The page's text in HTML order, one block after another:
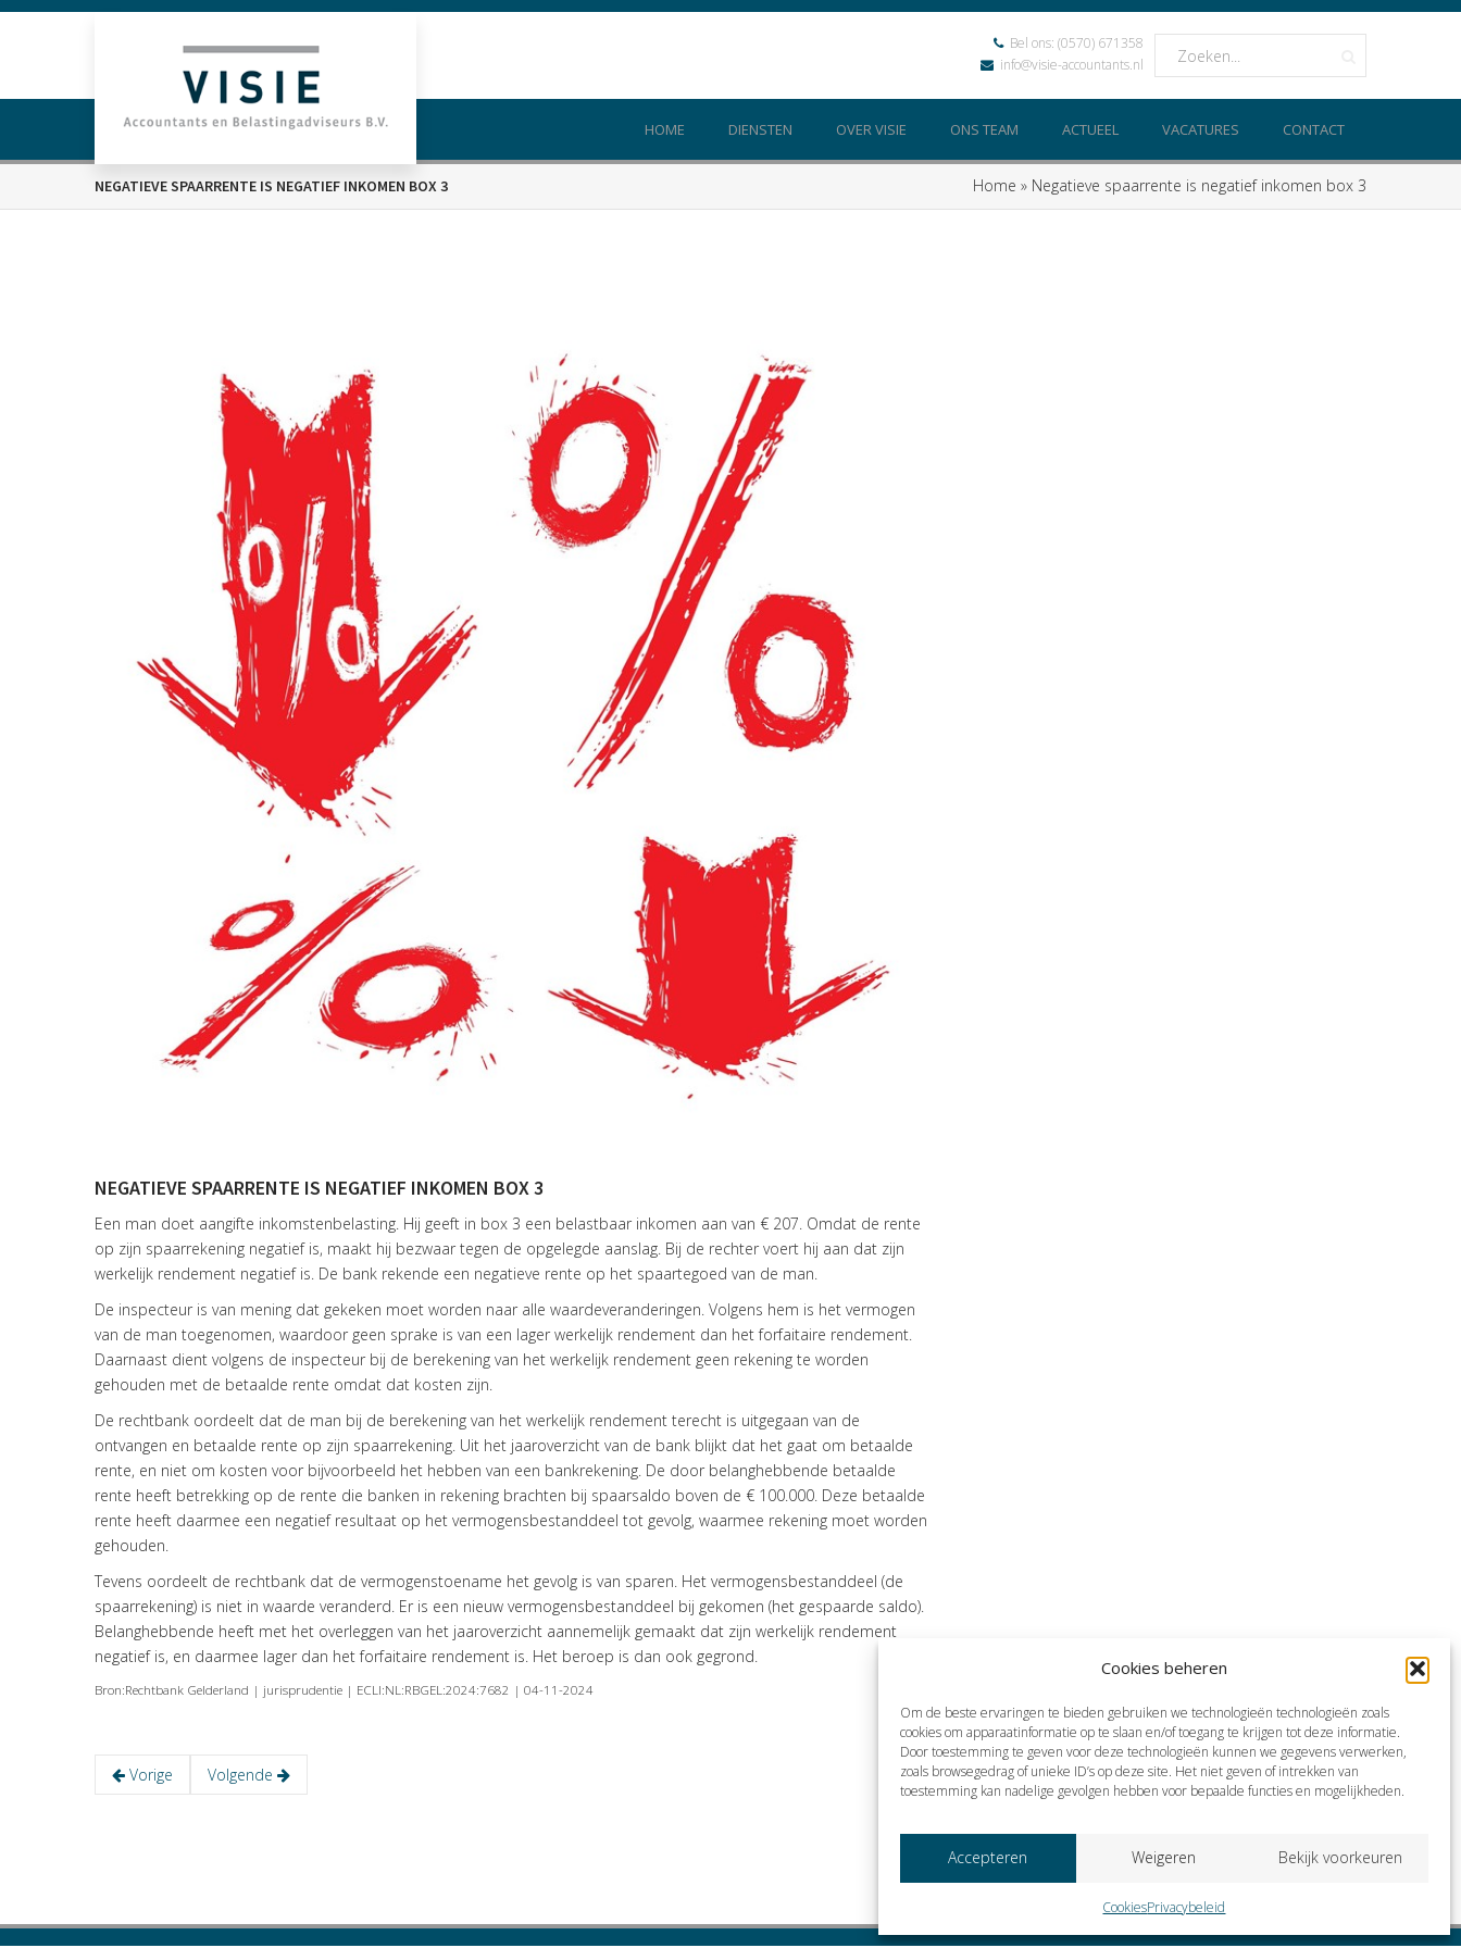
Cookies beheren
Om de beste ervaringen te bieden gebruiken we technologieën technologieën zoals
cookies om apparaatinformatie op te slaan en/of toegang te krijgen tot deze informatie.
Door toestemming te geven voor deze technologieën kunnen we gegevens verwerken,
zoals browsegedrag of unieke ID’s op deze site. Het niet geven of intrekken van
toestemming kan nadelige gevolgen hebben voor bepaalde functies en mogelijkheden.
Accepteren Weigeren Bekijk voorkeuren
CookiesPrivacybeleid
Bel ons: (0570) 671358
info@visie-accountants.nl
HOME DIENSTEN OVER VISIE ONS TEAM ACTUEEL VACATURES CONTACT
NEGATIEVE SPAARRENTE IS NEGATIEF INKOMEN BOX 3 Home » Negatieve spaarrente is negatief inkomen box 3
NEGATIEVE SPAARRENTE IS NEGATIEF INKOMEN BOX 3
Een man doet aangifte inkomstenbelasting. Hij geeft in box 3 een belastbaar inkomen aan van € 207. Omdat de rente
op zijn spaarrekening negatief is, maakt hij bezwaar tegen de opgelegde aanslag. Bij de rechter voert hij aan dat zijn
werkelijk rendement negatief is. De bank rekende een negatieve rente op het spaartegoed van de man.
De inspecteur is van mening dat gekeken moet worden naar alle waardeveranderingen. Volgens hem is het vermogen
van de man toegenomen, waardoor geen sprake is van een lager werkelijk rendement dan het forfaitaire rendement.
Daarnaast dient volgens de inspecteur bij de berekening van het werkelijk rendement geen rekening te worden
gehouden met de betaalde rente omdat dat kosten zijn.
De rechtbank oordeelt dat de man bij de berekening van het werkelijk rendement terecht is uitgegaan van de
ontvangen en betaalde rente op zijn spaarrekening. Uit het jaaroverzicht van de bank blijkt dat het gaat om betaalde
rente, en niet om kosten voor bijvoorbeeld het hebben van een bankrekening. De door belanghebbende betaalde
rente heeft betrekking op de rente die banken in rekening brachten bij spaarsaldo boven de € 100.000. Deze betaalde
rente heeft daarmee een negatief resultaat op het vermogensbestanddeel tot gevolg, waarmee rekening moet worden
gehouden.
Tevens oordeelt de rechtbank dat de vermogenstoename het gevolg is van sparen. Het vermogensbestanddeel (de
spaarrekening) is niet in waarde veranderd. Er is een nieuw vermogensbestanddeel bij gekomen (het gespaarde saldo).
Belanghebbende heeft met het overleggen van het jaaroverzicht aannemelijk gemaakt dat zijn werkelijk rendement
negatief is, en daarmee lager dan het forfaitaire rendement is. Het beroep is dan ook gegrond.
Bron:Rechtbank Gelderland | jurisprudentie | ECLI:NL:RBGEL:2024:7682 | 04-11-2024
Vorige Volgende